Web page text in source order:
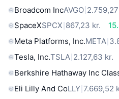
Broadcom IncAVGO
SpaceXSPCX 867,23 kr.
Meta Platforms, Inc.META
Tesla, Inc.TSLA 2.127,63 kr.
Berkshire Hathaway Inc
Eli Lilly And CoLLY 7.669,52